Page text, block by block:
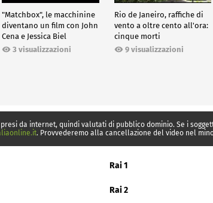
"Matchbox", le macchinine
diventano un film con John
Cena e Jessica Biel
3 visualizzazioni
Rio de Janeiro, raffiche di
vento a oltre cento all'ora:
cinque morti
9 visualizzazioni
da internet, quindi valutati di pubblico dominio. Se i
. Provvederemo alla cancellazione del video nel
Rai 1
Rai 2